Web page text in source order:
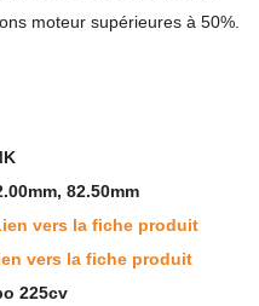
moteur supérieures à 50%.
82.50mm
vers la fiche produit
vers la fiche produit
225cv